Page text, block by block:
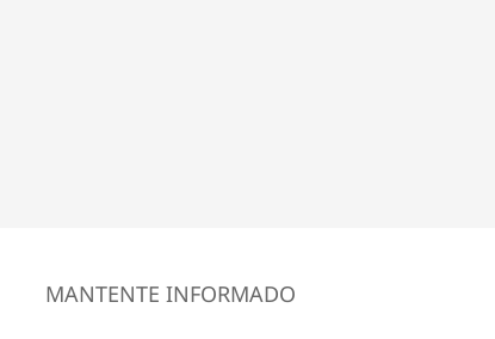
MANTENTE INFORMADO